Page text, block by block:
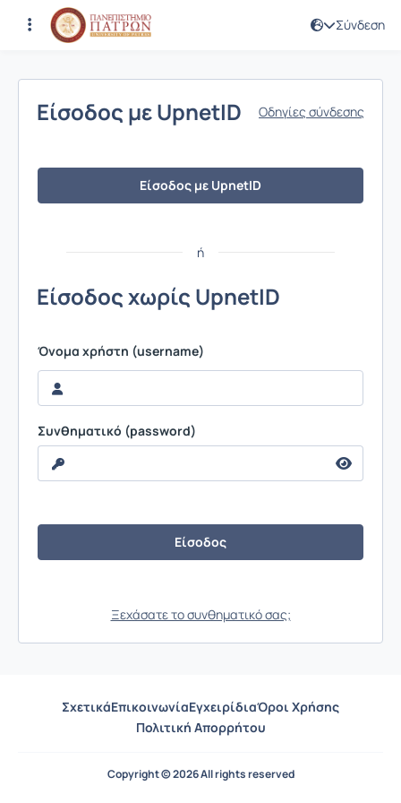
Σύνδεση
Σύνδεση
Είσοδος με UpnetID Οδηγίες σύνδεσης
Είσοδος με UpnetID
ή
Είσοδος χωρίς UpnetID
Όνομα χρήστη (username)
Συνθηματικό (password)
Ξεχάσατε το συνθηματικό σας;
ΣχετικάΕπικοινωνίαΕγχειρίδιαΌροι Χρήσης
Πολιτική Απορρήτου
Copyright © 2026 All rights reserved